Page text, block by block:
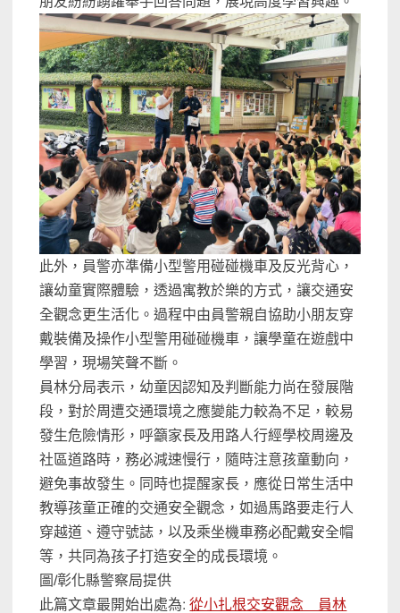
此外，員警亦準備小型警用碰碰機車及反光背心，
讓幼童實際體驗，透過寓教於樂的方式，讓交通安
全觀念更生活化。過程中由員警親自協助小朋友穿
戴裝備及操作小型警用碰碰機車，讓學童在遊戲中
學習，現場笑聲不斷。
員林分局表示，幼童因認知及判斷能力尚在發展階
段，對於周遭交通環境之應變能力較為不足，較易
發生危險情形，呼籲家長及用路人行經學校周邊及
社區道路時，務必減速慢行，隨時注意孩童動向，
避免事故發生。同時也提醒家長，應從日常生活中
教導孩童正確的交通安全觀念，如過馬路要走行人
穿越道、遵守號誌，以及乘坐機車務必配戴安全帽
等，共同為孩子打造安全的成長環境。
圖/彰化縣警察局提供
此篇文章最開始出處為:從小扎根交安觀念 員林